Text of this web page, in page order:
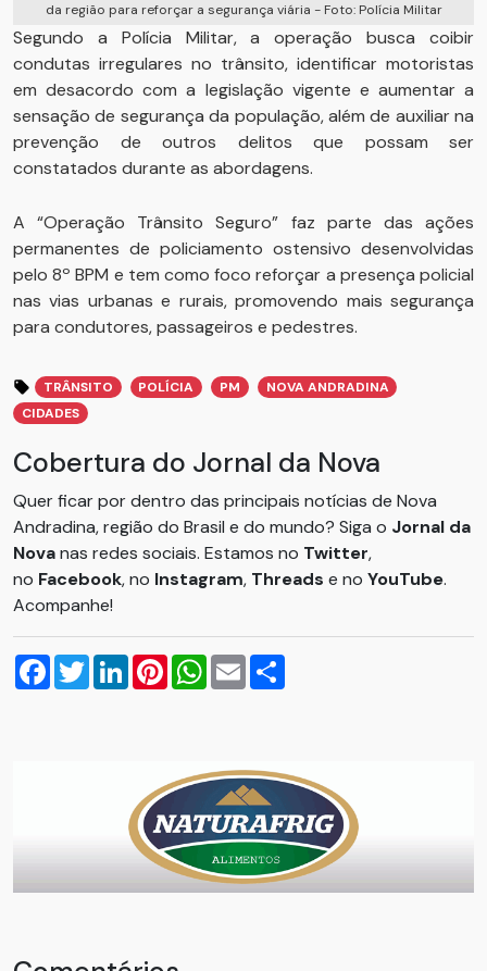
da região para reforçar a segurança viária - Foto: Polícia Militar
Segundo a Polícia Militar, a operação busca coibir
condutas irregulares no trânsito, identificar motoristas
em desacordo com a legislação vigente e aumentar a
sensação de segurança da população, além de auxiliar na
prevenção de outros delitos que possam ser
constatados durante as abordagens.
A “Operação Trânsito Seguro” faz parte das ações
permanentes de policiamento ostensivo desenvolvidas
pelo 8º BPM e tem como foco reforçar a presença policial
nas vias urbanas e rurais, promovendo mais segurança
para condutores, passageiros e pedestres.
TRÂNSITO POLÍCIA PM
NOVA ANDRADINA
CIDADES
Cobertura do Jornal da Nova
Quer ficar por dentro das principais notícias de Nova
Andradina, região do Brasil e do mundo? Siga o Jornal da
Novanas redes sociais. Estamos no Twitter,
no Facebook, no Instagram, Threads e no YouTube.
Acompanhe!
Facebook
TwitterLinkedInPinterestWhatsApp
Email